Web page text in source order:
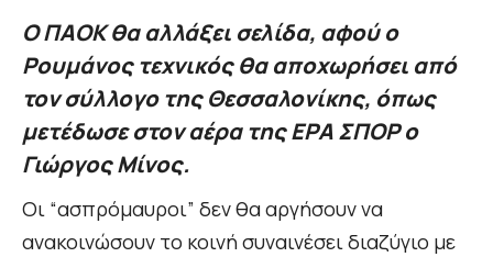
Ο ΠΑΟΚ θα αλλάξει σελίδα, αφού ο
Ρουμάνος τεχνικός θα αποχωρήσει από
τον σύλλογο της Θεσσαλονίκης, όπως
μετέδωσε στον αέρα της ΕΡΑ ΣΠΟΡ ο
Γιώργος Μίνος.
Οι “ασπρόμαυροι” δεν θα αργήσουν να
ανακοινώσουν το κοινή συναινέσει διαζύγιο με